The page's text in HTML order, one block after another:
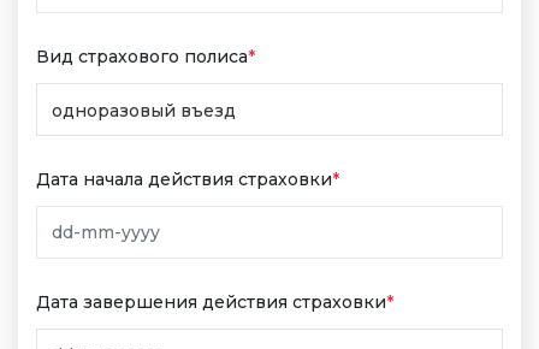
Вид страхового полиса*
Дата начала действия страховки*
Дата завершения действия страховки*